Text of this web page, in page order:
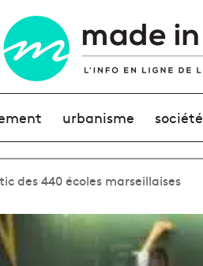
urbanisme société
des 440 écoles marseillaises